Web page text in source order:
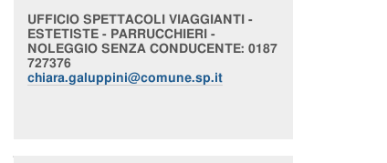
UFFICIO SPETTACOLI VIAGGIANTI -
ESTETISTE - PARRUCCHIERI -
NOLEGGIO SENZA CONDUCENTE: 0187
727376
chiara.galuppini@comune.sp.it